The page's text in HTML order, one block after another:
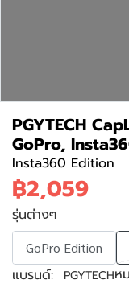
PGYTECH
GoPro,
Insta360 Edition
฿2,059
รุ่นต่างๆ
GoPro Edition
แบรนด์: PGYTECHห